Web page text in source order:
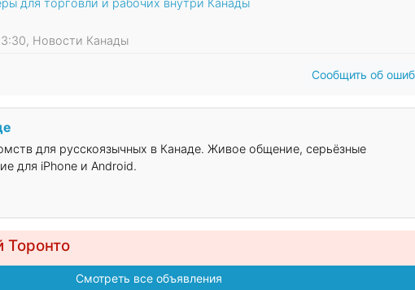
Новости Канады
Сообщить об
для русскоязычных в Канаде. Живое общение, серьёзные
для iPhone и Android.
Торонто
Смотреть все объявления